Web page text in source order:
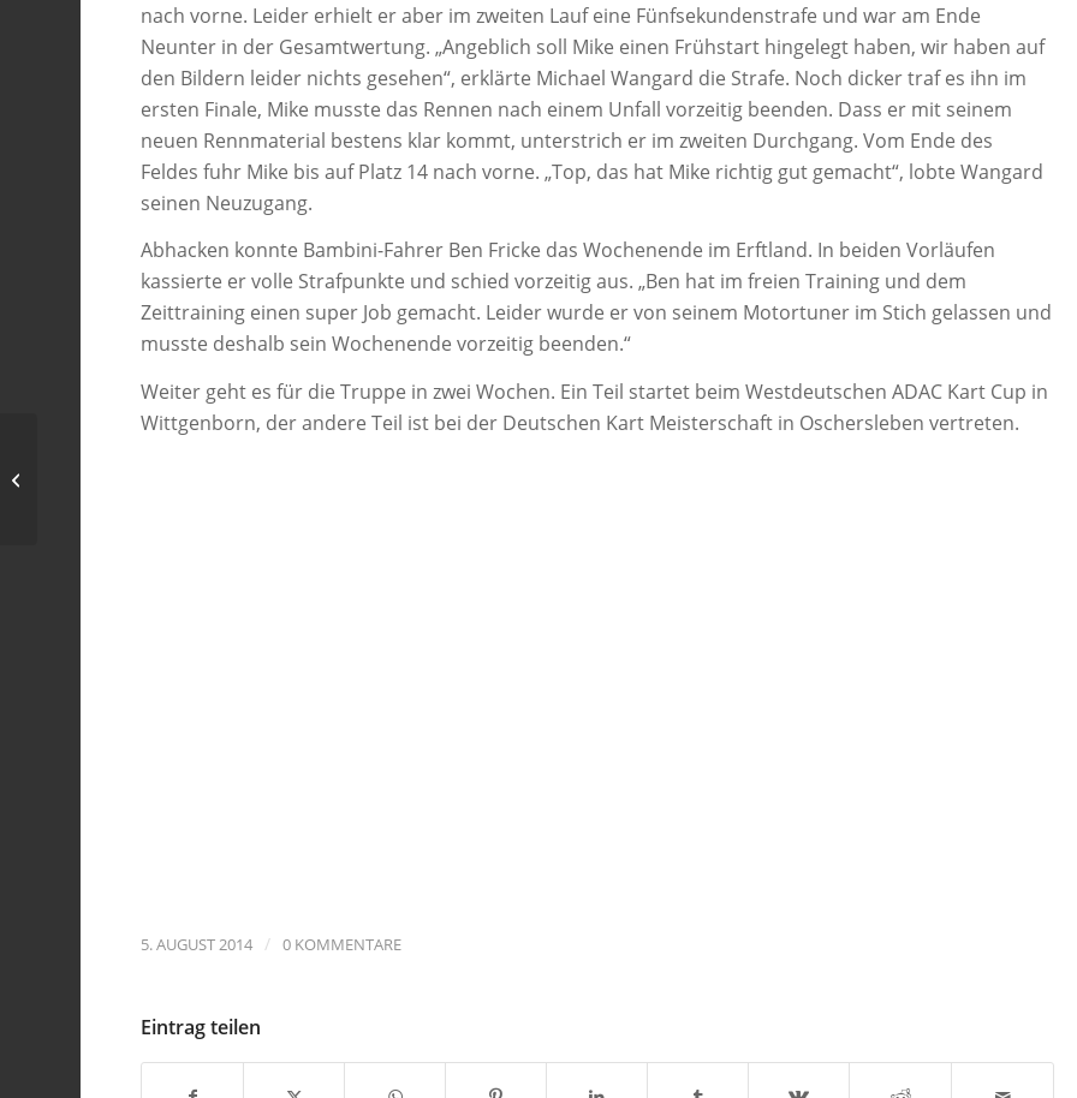
nach vorne. Leider erhielt er aber im zweiten Lauf eine Fünfsekundenstrafe und war am Ende
Neunter in der Gesamtwertung. „Angeblich soll Mike einen Frühstart hingelegt haben, wir haben auf
den Bildern leider nichts gesehen“, erklärte Michael Wangard die Strafe. Noch dicker traf es ihn im
ersten Finale, Mike musste das Rennen nach einem Unfall vorzeitig beenden. Dass er mit seinem
neuen Rennmaterial bestens klar kommt, unterstrich er im zweiten Durchgang. Vom Ende des
Feldes fuhr Mike bis auf Platz 14 nach vorne. „Top, das hat Mike richtig gut gemacht“, lobte Wangard
seinen Neuzugang.
Abhacken konnte Bambini-Fahrer Ben Fricke das Wochenende im Erftland. In beiden Vorläufen
kassierte er volle Strafpunkte und schied vorzeitig aus. „Ben hat im freien Training und dem
Zeittraining einen super Job gemacht. Leider wurde er von seinem Motortuner im Stich gelassen und
musste deshalb sein Wochenende vorzeitig beenden.“
Weiter geht es für die Truppe in zwei Wochen. Ein Teil startet beim Westdeutschen ADAC Kart Cup in
Wittgenborn, der andere Teil ist bei der Deutschen Kart Meisterschaft in Oschersleben vertreten.
5. AUGUST 2014 / 0 KOMMENTARE
Eintrag teilen